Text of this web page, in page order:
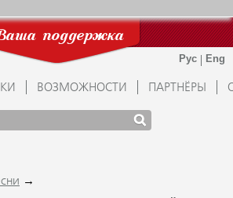
поддержка
ВОЗМОЖНОСТИ ПАРТНЁРЫ
→